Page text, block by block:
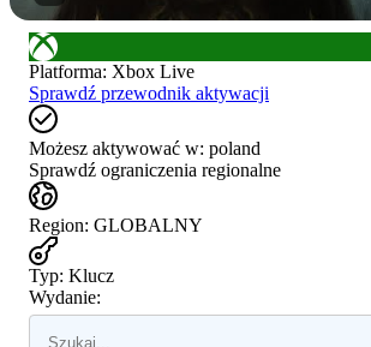
Platforma: Xbox Live
Sprawdź przewodnik aktywacji
Możesz aktywować w: poland
Sprawdź ograniczenia regionalne
Region: GLOBALNY
Typ: Klucz
Wydanie: